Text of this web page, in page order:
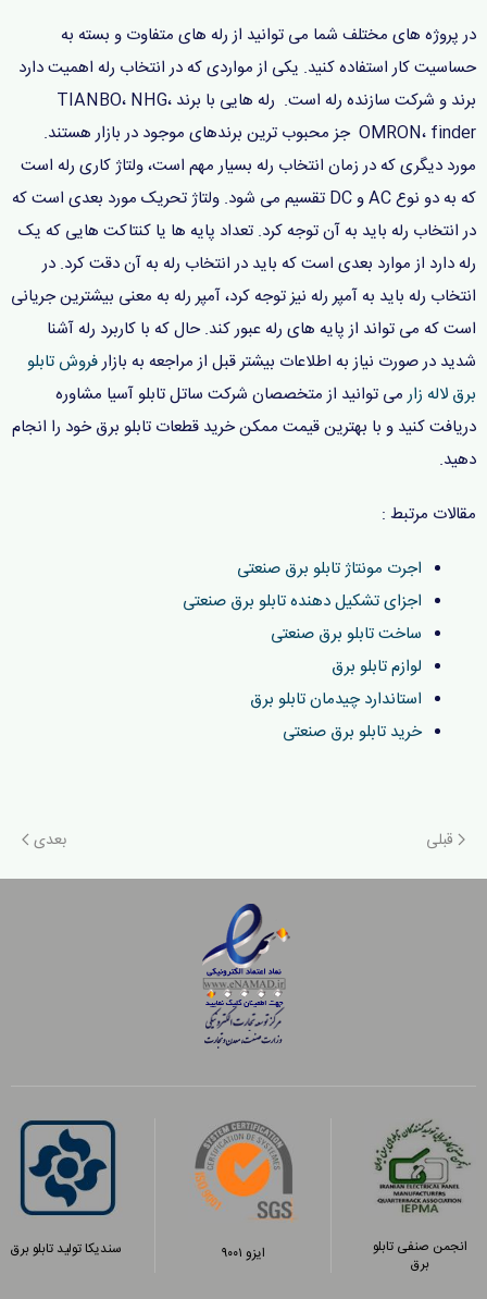
در پروژه های مختلف شما می توانید از رله های متفاوت و بسته به
حساسیت کار استفاده کنید. یکی از مواردی که در انتخاب رله اهمیت دارد
برند و شرکت سازنده رله است. رله هایی با برند TIANBO، NHG،
OMRON، finder جز محبوب ترین برندهای موجود در بازار هستند.
مورد دیگری که در زمان انتخاب رله بسیار مهم است، ولتاژ کاری رله است
که به دو نوع AC و DC تقسیم می شود. ولتاژ تحریک مورد بعدی است که
در انتخاب رله باید به آن توجه کرد. تعداد پایه ها یا کنتاکت هایی که یک
رله دارد از موارد بعدی است که باید در انتخاب رله به آن دقت کرد. در
انتخاب رله باید به آمپر رله نیز توجه کرد، آمپر رله به معنی بیشترین جریانی
است که می تواند از پایه های رله عبور کند. حال که با کاربرد رله آشنا
شدید در صورت نیاز به اطلاعات بیشتر قبل از مراجعه به بازارفروش تابلو
برق لاله زار می توانید از متخصصان شرکت ساتل تابلو آسیا مشاوره
دریافت کنید و با بهترین قیمت ممکن خرید قطعات تابلو برق خود را انجام
دهید.
مقالات مرتبط :
اجرت مونتاژ تابلو برق صنعتی
اجزای تشکیل دهنده تابلو برق صنعتی
ساخت تابلو برق صنعتی
لوازم تابلو برق
استاندارد چیدمان تابلو برق
خرید تابلو برق صنعتی
قبلی بعدی
انجمن صنفی تابلو
برق
ایزو ۹۰۰۱ سندیکا تولید تابلو برق